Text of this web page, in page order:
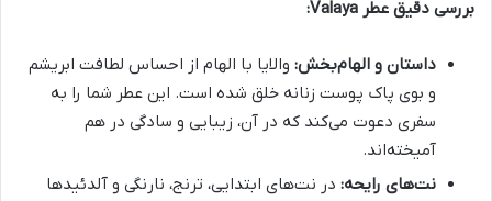
بررسی دقیق عطر Valaya:
داستان و الهام‌بخش: والایا با الهام از احساس لطافت ابریشم
و بوی پاک پوست زنانه خلق شده است. این عطر شما را به
سفری دعوت می‌کند که در آن، زیبایی و سادگی در هم
آمیخته‌اند.
نت‌های رایحه: در نت‌های ابتدایی، ترنج، نارنگی و آلدئیدها